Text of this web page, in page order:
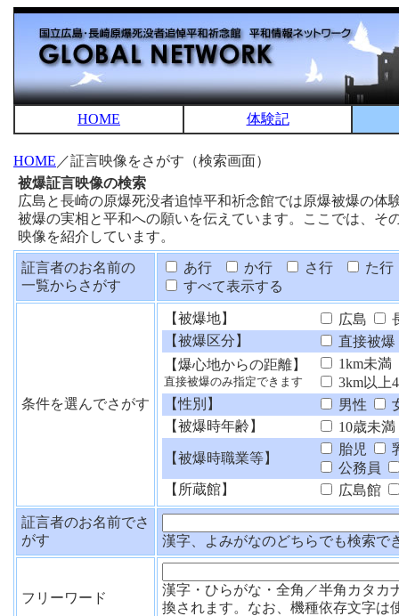
HOME 体験記
HOME ／証言映像をさがす（検索画面）
被爆証言映像の検索
広島と長崎の原爆死没者追悼平和祈念館では原爆被爆の
被爆の実相と平和への願いを伝えています。ここでは、
映像を紹介しています。
証言者のお名前の
一覧からさがす
あ行 か行 さ行
た行
すべて表示する
条件を選んでさがす
【被爆地】 広島
【被爆区分】
直接被爆
【爆心地からの距離】
直接被爆のみ指定できます
1km未満
3km以上
【性別】
男性
【被爆時年齢】
10歳未満
【被爆時職業等】
胎児
公務員
【所蔵館】
広島館
証言者のお名前でさ
がす
漢字、よみがなのどちらでも検索で
フリーワード
漢字・ひらがな・全角／半角カタカ
換されます。なお、機種依存文字は